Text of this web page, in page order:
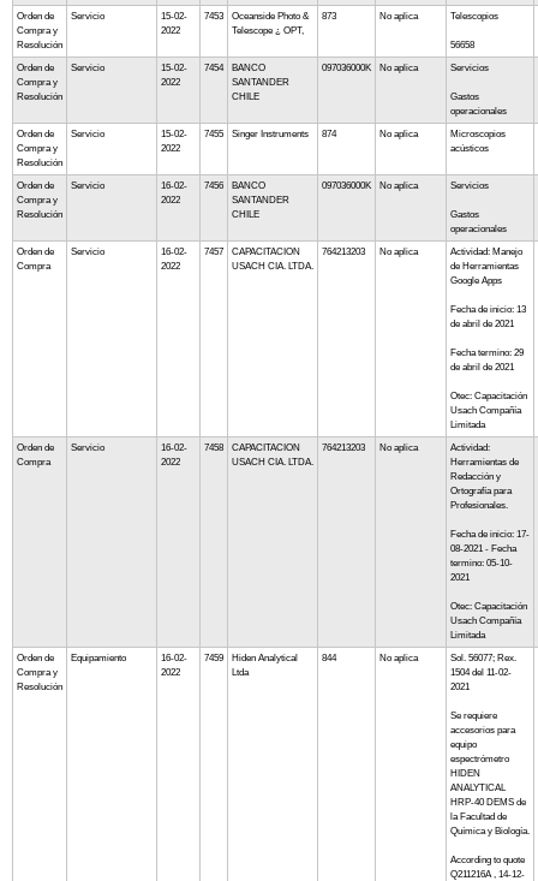
Orden de
Compra y
Resolución
Servicio
15-02-
2022
7453
Oceanside Photo &
Telescope ¿ OPT,
873 No aplica Telescopios
56658
Orden de
Compra y
Resolución
Servicio
15-02-
2022
7454
BANCO
SANTANDER
CHILE
097036000K No aplica Servicios
Gastos
operacionales
Orden de
Compra y
Resolución
Servicio
15-02-
2022
7455 Singer Instruments 874 No aplica
Microscopios
acústicos
Orden de
Compra y
Resolución
Servicio
16-02-
2022
7456
BANCO
SANTANDER
CHILE
097036000K No aplica Servicios
Gastos
operacionales
Orden de
Compra
Servicio
16-02-
2022
7457
CAPACITACION
USACH CIA. LTDA.
764213203 No aplica
Actividad: Manejo
de Herramientas
Google Apps
Fecha de inicio: 13
de abril de 2021
Fecha termino: 29
de abril de 2021
Otec: Capacitación
Usach Compañía
Limitada
Orden de
Compra
Servicio
16-02-
2022
7458
CAPACITACION
USACH CIA. LTDA.
764213203 No aplica
Actividad:
Herramientas de
Redacción y
Ortografía para
Profesionales.
Fecha de inicio: 17-
08-2021 - Fecha
termino: 05-10-
2021
Otec: Capacitación
Usach Compañía
Limitada
Orden de
Compra y
Resolución
Equipamiento
16-02-
2022
7459
Hiden Analytical
Ltda
844 No aplica
Sol. 56077; Rex.
1504 del 11-02-
2021
Se requiere
accesorios para
equipo
espectrómetro
HIDEN
ANALYTICAL
HRP-40 DEMS de
la Facultad de
Química y Biología.
According to quote
Q211216A , 14-12-